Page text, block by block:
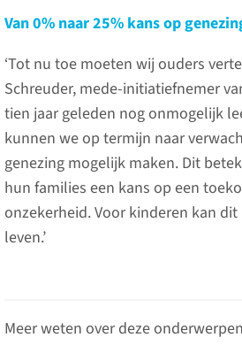
Van 0% naar 25% kans op
‘Tot nu toe moeten wij ouders
Schreuder, mede-initiatiefnemer
tien jaar geleden nog onmogelijk
kunnen we op termijn naar
genezing mogelijk maken. Dit
hun families een kans op een
onzekerheid. Voor kinderen kan
leven.’
Meer weten over deze